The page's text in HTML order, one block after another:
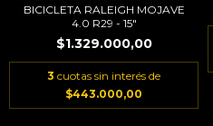
BICICLETA RALEIGH MOJAVE
4.0 R29 - 15"
$1.329.000,00
3 cuotas sin interés de
$443.000,00